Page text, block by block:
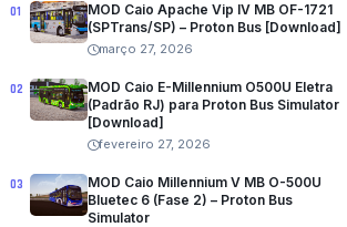
MOD Caio Apache Vip IV MB OF-1721
(SPTrans/SP) – Proton Bus [Download]
março 27, 2026
MOD Caio E-Millennium O500U Eletra
(Padrão RJ) para Proton Bus Simulator
[Download]
fevereiro 27, 2026
MOD Caio Millennium V MB O-500U
Bluetec 6 (Fase 2) – Proton Bus
Simulator